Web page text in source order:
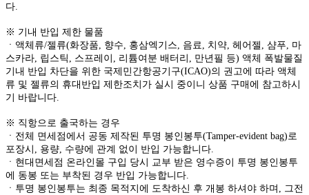
다.
※ 기내 반입 제한 물품
ㆍ액체류/젤류(화장품, 향수, 홍삼엑기스, 음료, 치약, 헤어젤, 샴푸, 마
스카라, 립스틱, 스프레이, 리튬여분 배터리, 만년필 등) 액체 폭발물질
기내 반입 차단을 위한 국제민간항공기구(ICAO)의 권고에 따라 액체
류 및 젤류의 휴대반입 제한조치가 실시 중이니 상품 구매에 참고하시
기 바랍니다.
※ 직항으로 출국하는 경우
ㆍ전체 면세점에서 공동 제작된 투명 봉인봉투(Tamper-evident bag)로
포장시, 용량, 수량에 관계 없이 반입 가능합니다.
ㆍ현대면세점 온라인몰 구입 당시 교부 받은 영수증이 투명 봉인봉투
에 동봉 또는 부착된 경우 반입 가능합니다.
ㆍ투명 봉인봉투는 최종 목적지에 도착하신 후 개봉 하셔야 하며, 그전